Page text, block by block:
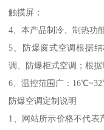
触摸屏；
4、本产品制冷、制热功
5、防爆窗式空调根据
调、防爆柜式空调；根
6、温控范围广：
防爆空调定制说明
1、网站所示价格不代表